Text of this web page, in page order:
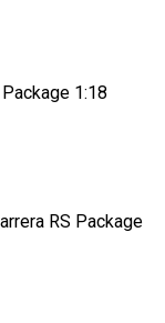
1:18
RS Package